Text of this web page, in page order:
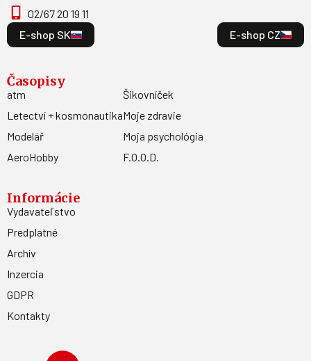
02/67 20 19 11
E-shop SK
E-shop CZ
Časopisy
atm
Letectví + kosmonautika
Modelář
AeroHobby
Šikovníček
Moje zdravie
Moja psychológia
F.O.O.D.
Informácie
Vydavateľstvo
Predplatné
Archív
Inzercia
GDPR
Kontakty